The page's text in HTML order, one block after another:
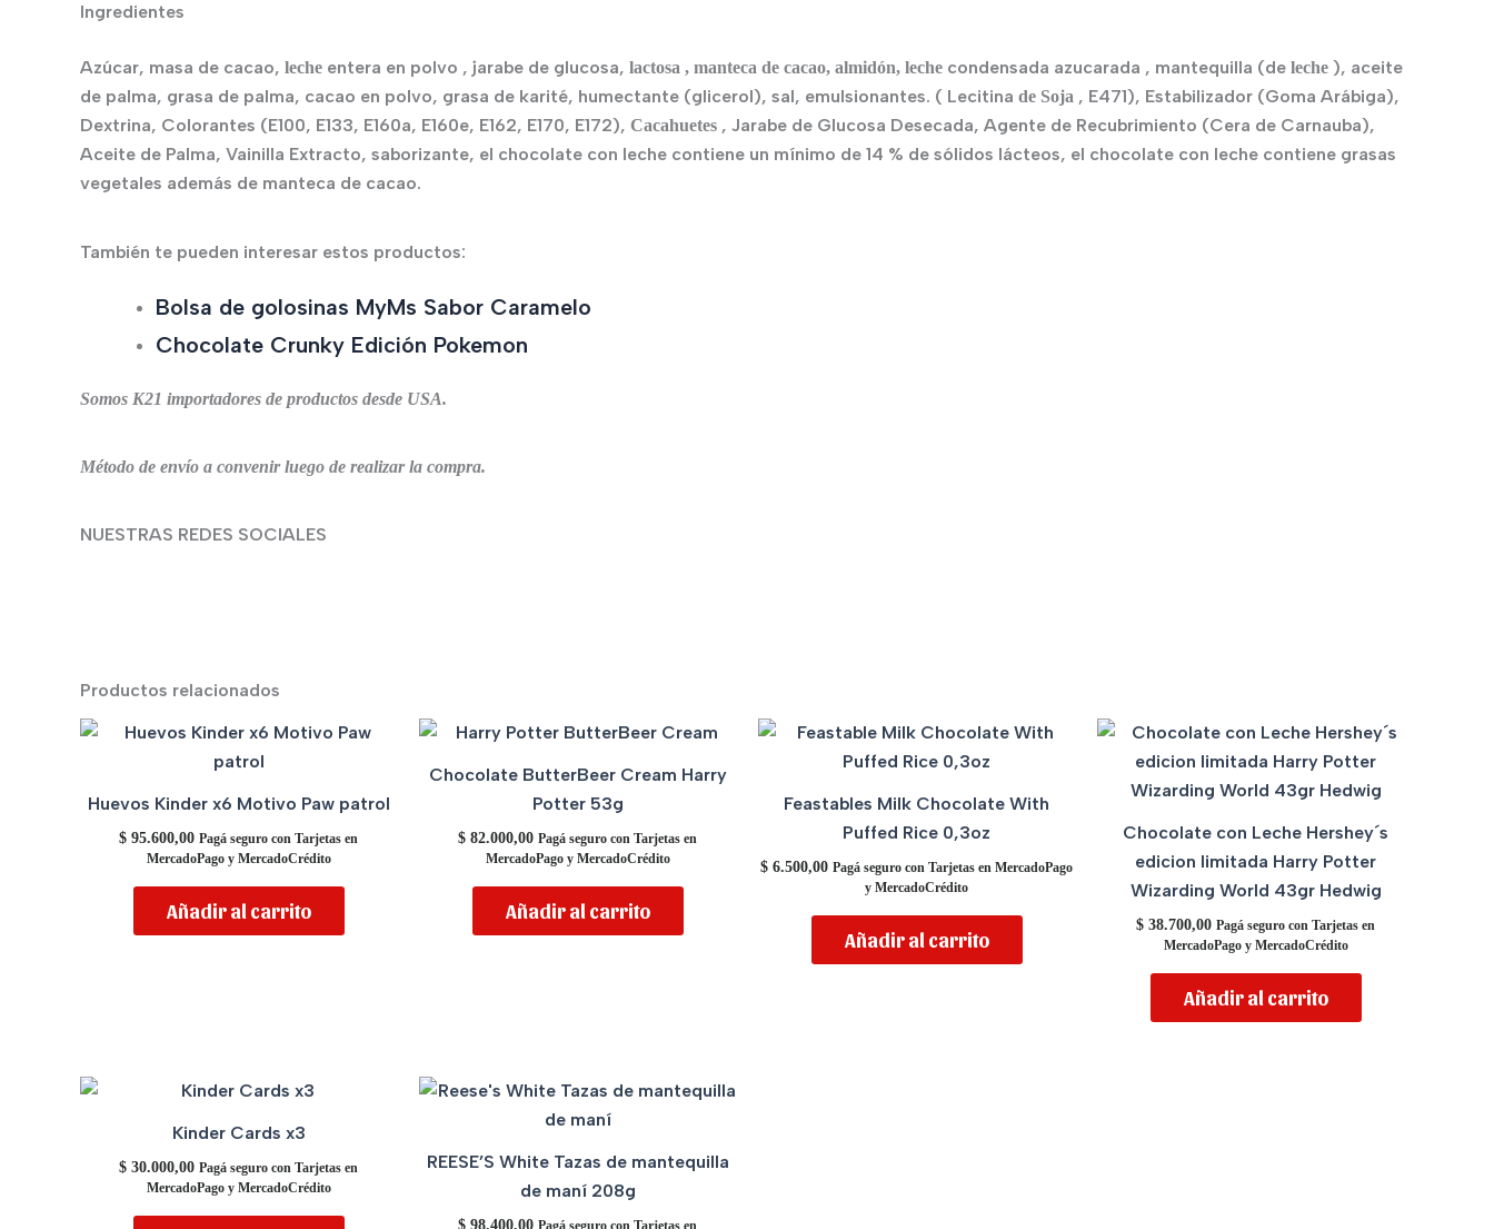
Ingredientes
Azúcar, masa de cacao, leche entera en polvo , jarabe de glucosa, lactosa , manteca de cacao, almidón, leche condensada azucarada , mantequilla (de leche ), aceite
de palma, grasa de palma, cacao en polvo, grasa de karité, humectante (glicerol), sal, emulsionantes. ( Lecitina de Soja , E471), Estabilizador (Goma Arábiga),
Dextrina, Colorantes (E100, E133, E160a, E160e, E162, E170, E172), Cacahuetes , Jarabe de Glucosa Desecada, Agente de Recubrimiento (Cera de Carnauba),
Aceite de Palma, Vainilla Extracto, saborizante, el chocolate con leche contiene un mínimo de 14 % de sólidos lácteos, el chocolate con leche contiene grasas
vegetales además de manteca de cacao.
También te pueden interesar estos productos:
Bolsa de golosinas MyMs Sabor Caramelo
Chocolate Crunky Edición Pokemon
Somos K21 importadores de productos desde USA.
Método de envío a convenir luego de realizar la compra.
NUESTRAS REDES SOCIALES
Productos relacionados
Huevos Kinder x6 Motivo Paw patrol
$ 95.600,00 Pagá seguro con Tarjetas en
MercadoPago y MercadoCrédito
Añadir al carrito
Chocolate ButterBeer Cream Harry
Potter 53g
$ 82.000,00 Pagá seguro con Tarjetas en
MercadoPago y MercadoCrédito
Añadir al carrito
Feastables Milk Chocolate With
Puffed Rice 0,3oz
$ 6.500,00 Pagá seguro con Tarjetas en MercadoPago
y MercadoCrédito
Añadir al carrito
Chocolate con Leche Hershey´s
edicion limitada Harry Potter
Wizarding World 43gr Hedwig
$ 38.700,00 Pagá seguro con Tarjetas en
MercadoPago y MercadoCrédito
Añadir al carrito
Kinder Cards x3
$ 30.000,00 Pagá seguro con Tarjetas en
MercadoPago y MercadoCrédito
REESE’S White Tazas de mantequilla
de maní 208g
$ 98.400,00 Pagá seguro con Tarjetas en